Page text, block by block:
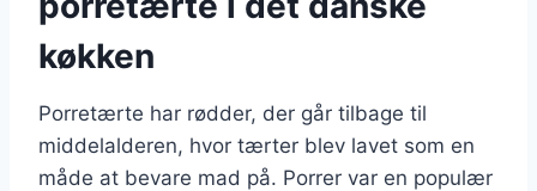
køkken
Porretærte har rødder, der går tilbage til
middelalderen, hvor tærter blev lavet som en
måde at bevare mad på. Porrer var en populær